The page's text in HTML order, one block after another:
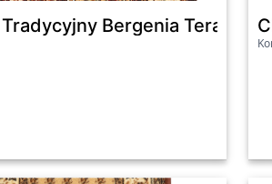
Bergenia Terakota